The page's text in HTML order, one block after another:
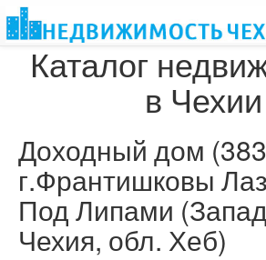
Каталог
в Чехии
Доходный дом
г.Франтишковы
Под Липами
Чехия, обл. Хеб)